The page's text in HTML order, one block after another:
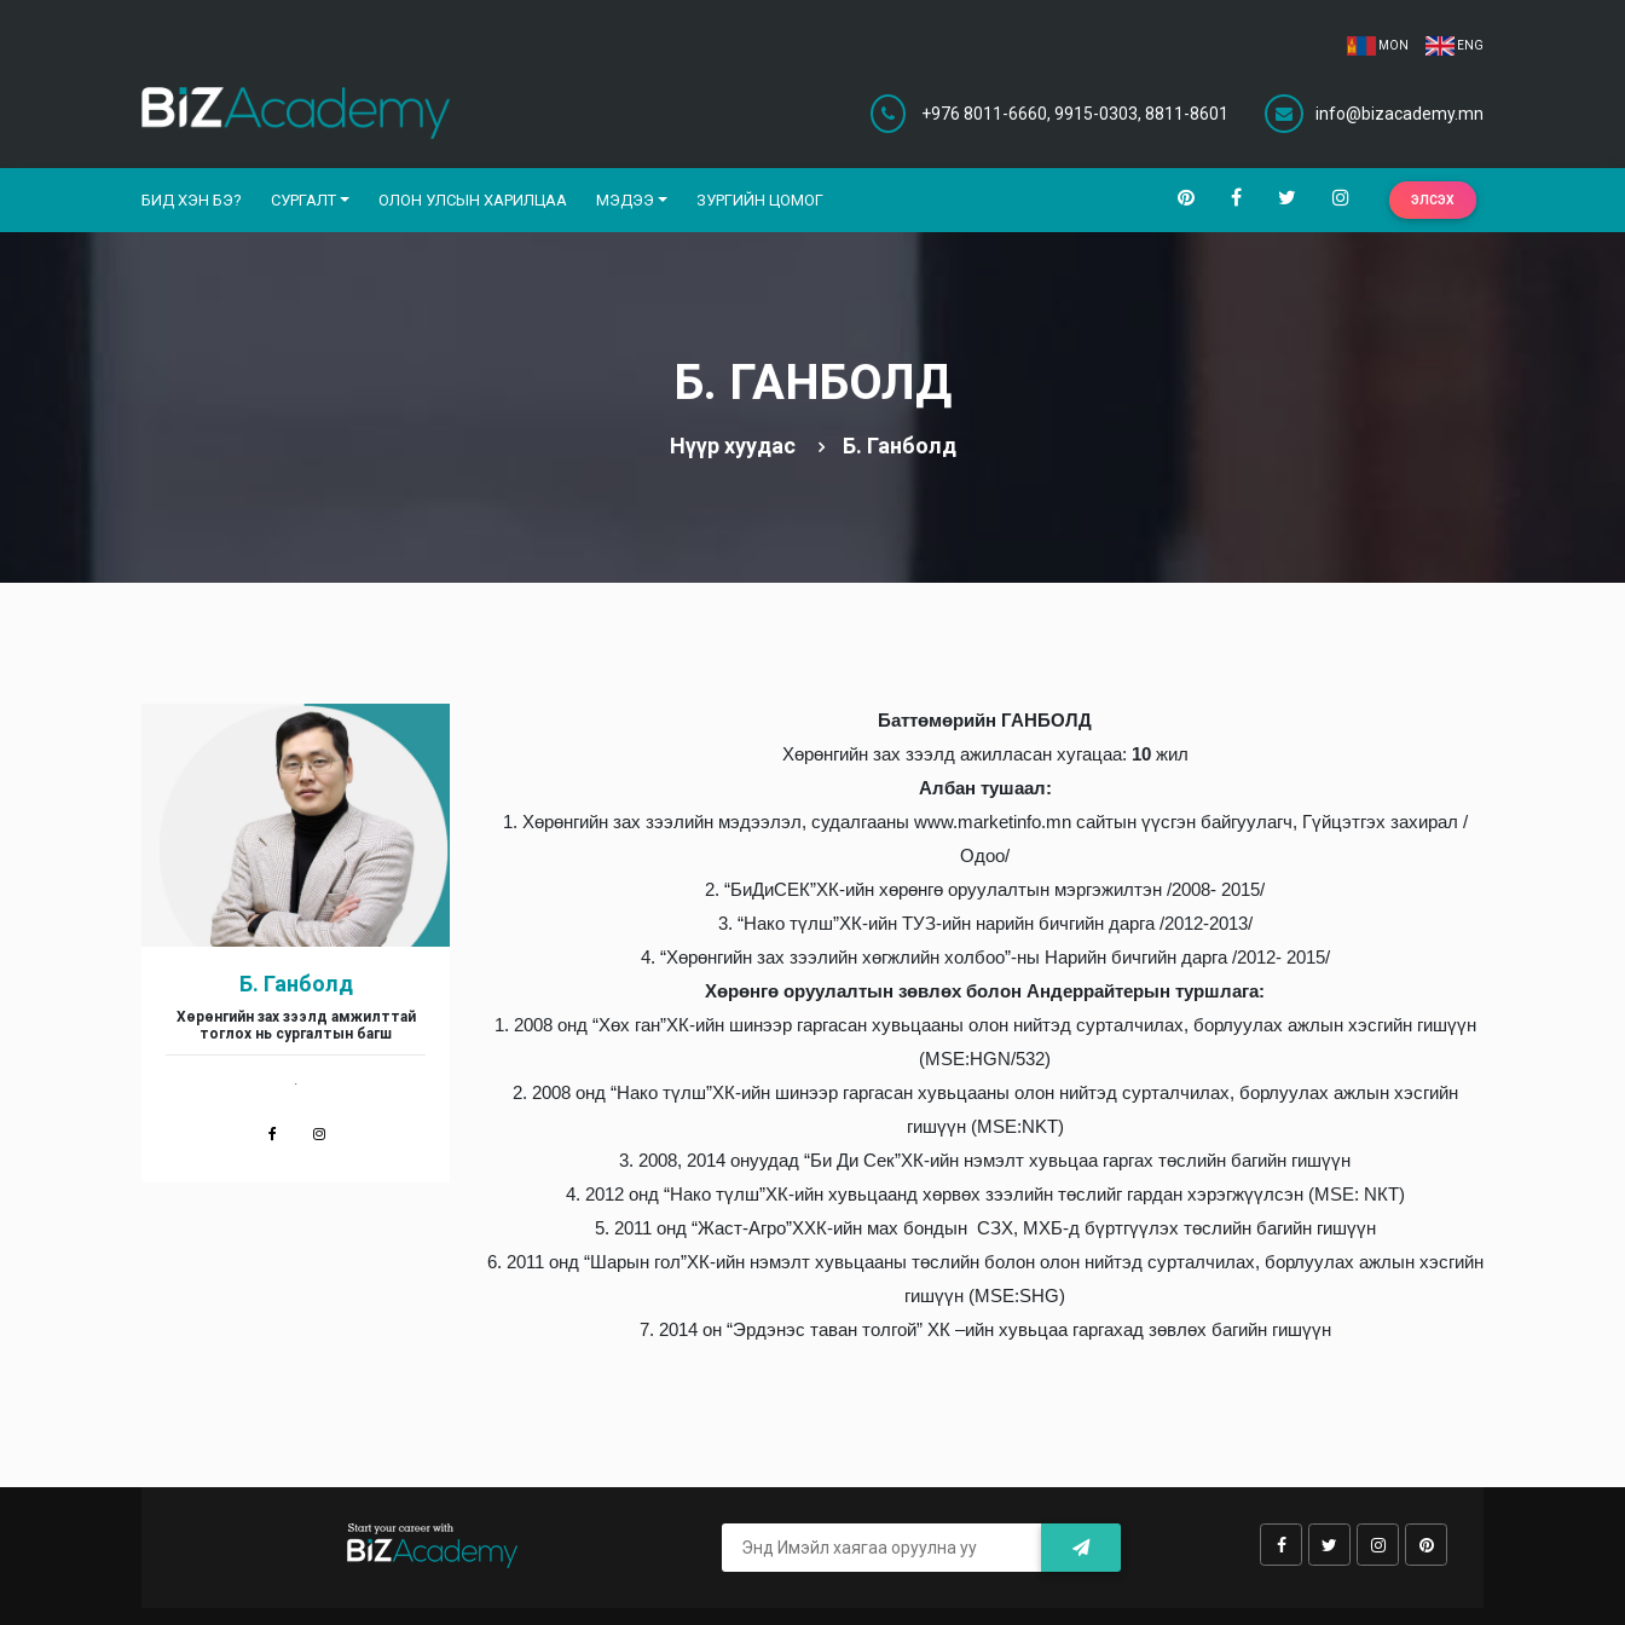
MON ENG
+976 8011-6660, 9915-0303, 8811-8601 info@bizacademy.mn
БИД ХЭН БЭ? СУРГАЛТ ОЛОН УЛСЫН ХАРИЛЦАА МЭДЭЭ ЗУРГИЙН ЦОМОГ ЭЛСЭХ
Б. ГАНБОЛД
Нүүр хуудас Б. Ганболд
Б. Ганболд
Хөрөнгийн зах зээлд амжилттай
тоглох нь сургалтын багш
.
Баттөмөрийн ГАНБОЛД
Хөрөнгийн зах зээлд ажилласан хугацаа: 10жил
Албан тушаал:
1. Хөрөнгийн зах зээлийн мэдээлэл, судалгааны www.marketinfo.mn сайтын үүсгэн байгуулагч, Гүйцэтгэх захирал /
Одоо/
2. “БиДиСЕК”ХК-ийн хөрөнгө оруулалтын мэргэжилтэн /2008- 2015/
3. “Нако түлш”ХК-ийн ТУЗ-ийн нарийн бичгийн дарга /2012-2013/
4. “Хөрөнгийн зах зээлийн хөгжлийн холбоо”-ны Нарийн бичгийн дарга /2012- 2015/
Хөрөнгө оруулалтын зөвлөх болон Андеррайтерын туршлага:
1. 2008 онд “Хөх ган”ХК-ийн шинээр гаргасан хувьцааны олон нийтэд сурталчилах, борлуулах ажлын хэсгийн гишүүн
(MSE:HGN/532)
2. 2008 онд “Нако түлш”ХК-ийн шинээр гаргасан хувьцааны олон нийтэд сурталчилах, борлуулах ажлын хэсгийн
гишүүн (MSE:NKT)
3. 2008, 2014 онуудад “Би Ди Сек”ХК-ийн нэмэлт хувьцаа гаргах төслийн багийн гишүүн
4. 2012 онд “Нако түлш”ХК-ийн хувьцаанд хөрвөх зээлийн төслийг гардан хэрэгжүүлсэн (MSE: NКТ)
5. 2011 онд “Жаст-Агро”ХХК-ийн мах бондын СЗХ, МХБ-д бүртгүүлэх төслийн багийн гишүүн
6. 2011 онд “Шарын гол”ХК-ийн нэмэлт хувьцааны төслийн болон олон нийтэд сурталчилах, борлуулах ажлын хэсгийн
гишүүн (MSE:SHG)
7. 2014 он “Эрдэнэс таван толгой” ХК –ийн хувьцаа гаргахад зөвлөх багийн гишүүн